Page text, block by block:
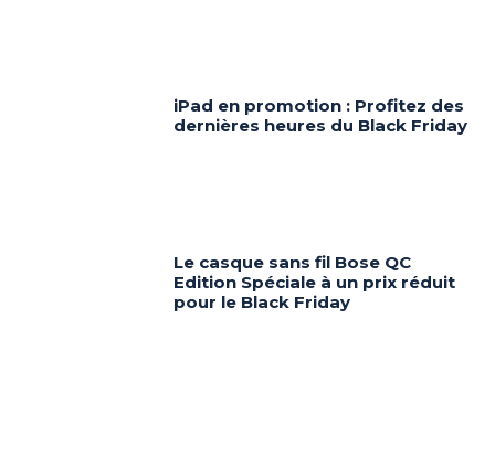
iPad en promotion : Profitez des
dernières heures du Black Friday
Le casque sans fil Bose QC
Edition Spéciale à un prix réduit
pour le Black Friday